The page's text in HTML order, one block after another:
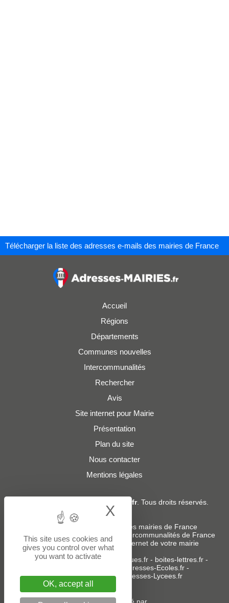
Télécharger la liste des adresses e-mails des mairies de France
Accueil
Régions
Départements
Communes nouvelles
Intercommunalités
Rechercher
Avis
Site internet pour Mairie
Présentation
Plan du site
Nous contacter
Mentions légales
Adresses-Mairies.fr. Tous droits réservés.
Services :
Liste des adresses e-mails des mairies de France
Liste des adresses e-mails des intercommunalités de France
-Création ou refonte du site internet de votre mairie
Sites partenaires:donneespubliques.fr- boites-lettres.fr-
Adresses-Ecoles.fr -
Adresses-Colleges.fr- Adresses-Lycees.fr
This site uses cookies and
gives you control over what
you want to activate
OK, accept all
X